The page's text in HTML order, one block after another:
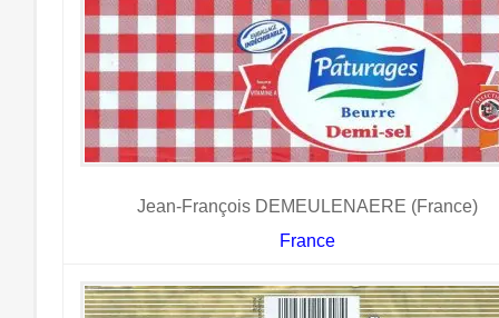
Jean-François DEMEULENAERE (France)
France